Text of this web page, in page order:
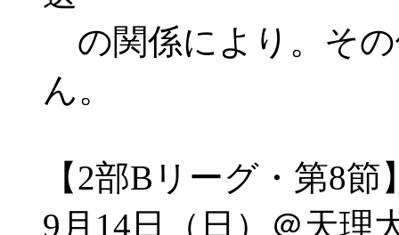
の関係により。そ
ん。
【2部Bリーグ・第8節
9月14日（日）＠天理